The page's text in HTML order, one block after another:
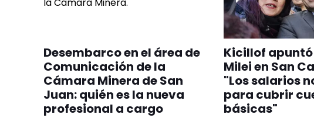
Desembarco en el área de
Comunicación de la
Cámara Minera de San
Juan: quién es la nueva
profesional a cargo
Kicillof
Milei en San
"Los salarios
para cubrir
básicas"